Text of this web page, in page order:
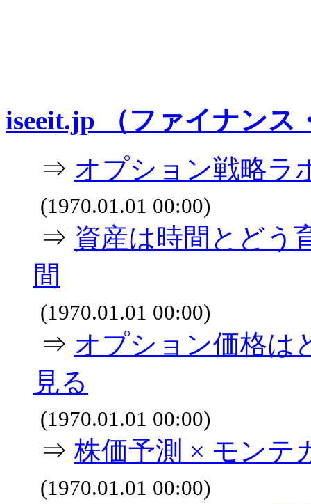
iseeit.jp （ファイナンス
⇒ オプション戦略ラ
(1970.01.01 00:00)
⇒ 資産は時間とどう
間
(1970.01.01 00:00)
⇒ オプション価格は
見る
(1970.01.01 00:00)
⇒ 株価予測 × モン
(1970.01.01 00:00)